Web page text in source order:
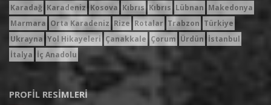
Karadağ Karadeniz Kosova Kıbrıs Kıbrıs Lübnan Makedonya
Marmara Orta Karadeniz Rize Rotalar Trabzon Türkiye
Ukrayna Yol Hikayeleri Çanakkale Çorum Ürdün İstanbul
İtalya İç Anadolu
PROFIL RESIMLERI